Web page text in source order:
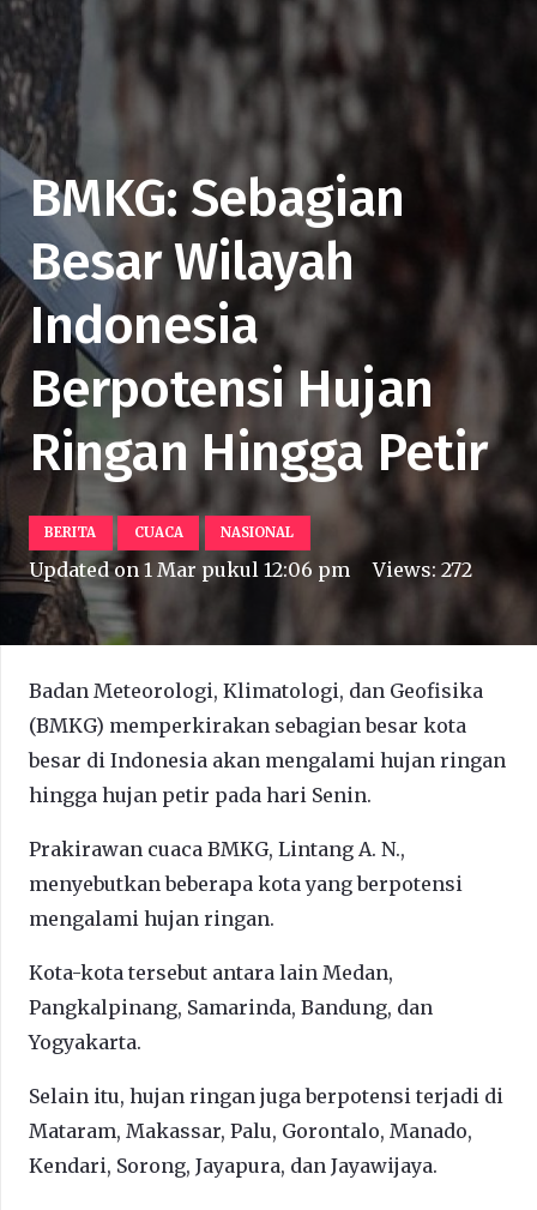
BMKG: Sebagian
Besar Wilayah
Indonesia
Berpotensi Hujan
Ringan Hingga Petir
BERITA CUACA NASIONAL
Updated on 1 Mar pukul 12:06 pm Views:272
Badan Meteorologi, Klimatologi, dan Geofisika
(BMKG) memperkirakan sebagian besar kota
besar di Indonesia akan mengalami hujan ringan
hingga hujan petir pada hari Senin.
Prakirawan cuaca BMKG, Lintang A. N.,
menyebutkan beberapa kota yang berpotensi
mengalami hujan ringan.
Kota-kota tersebut antara lain Medan,
Pangkalpinang, Samarinda, Bandung, dan
Yogyakarta.
Selain itu, hujan ringan juga berpotensi terjadi di
Mataram, Makassar, Palu, Gorontalo, Manado,
Kendari, Sorong, Jayapura, dan Jayawijaya.